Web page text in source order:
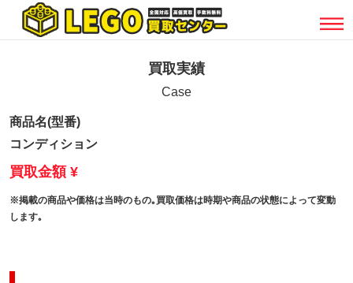
買取実績
Case
商品名(型番)
コンディション
買取金額 ¥
※掲載の商品や価格は当時のもの｡買取価格は時期や商品の状態によって変動
します｡